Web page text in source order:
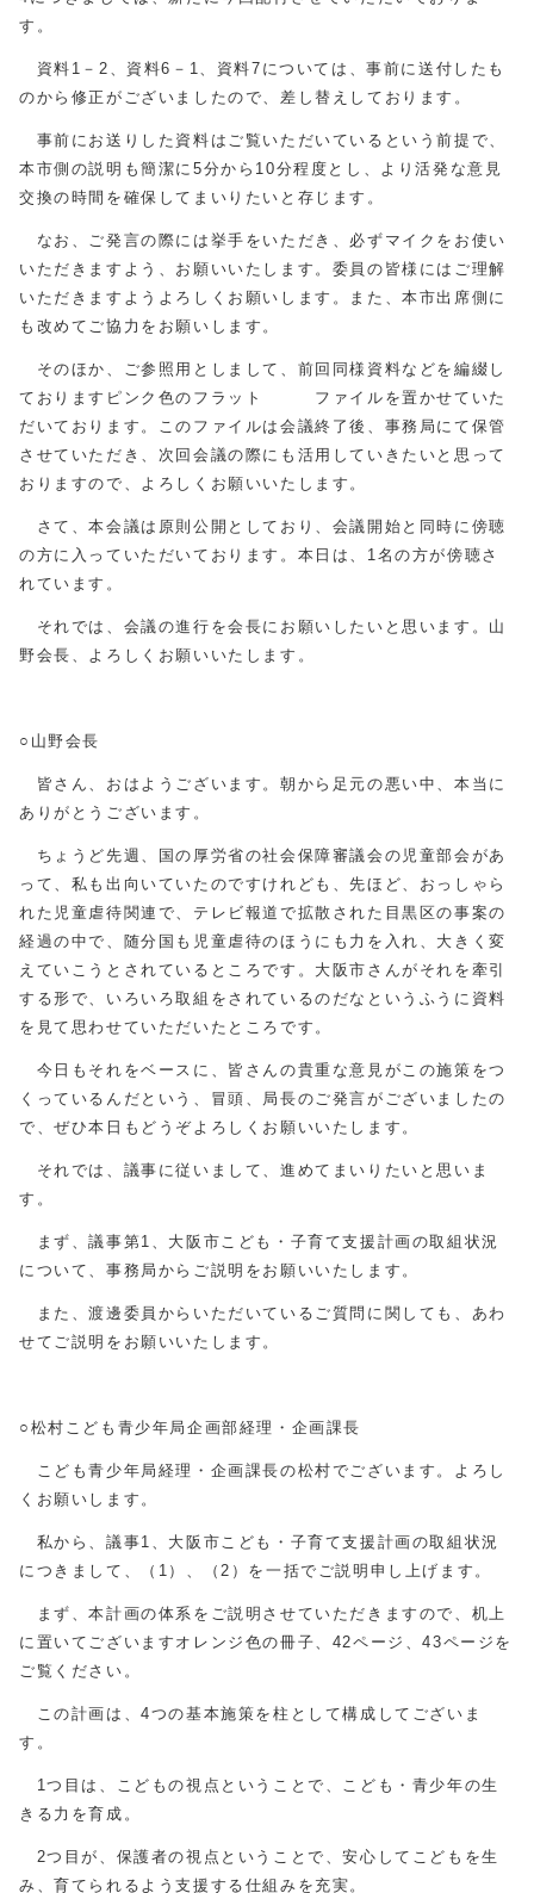
す。
資料1－2、資料6－1、資料7については、事前に送付したも
のから修正がございましたので、差し替えしております。
事前にお送りした資料はご覧いただいているという前提で、
本市側の説明も簡潔に5分から10分程度とし、より活発な意見
交換の時間を確保してまいりたいと存じます。
なお、ご発言の際には挙手をいただき、必ずマイクをお使い
いただきますよう、お願いいたします。委員の皆様にはご理解
いただきますようよろしくお願いします。また、本市出席側に
も改めてご協力をお願いします。
そのほか、ご参照用としまして、前回同様資料などを編綴し
ておりますピンク色のフラット ファイルを置かせていた
だいております。このファイルは会議終了後、事務局にて保管
させていただき、次回会議の際にも活用していきたいと思って
おりますので、よろしくお願いいたします。
さて、本会議は原則公開としており、会議開始と同時に傍聴
の方に入っていただいております。本日は、1名の方が傍聴さ
れています。
それでは、会議の進行を会長にお願いしたいと思います。山
野会長、よろしくお願いいたします。
○山野会長
皆さん、おはようございます。朝から足元の悪い中、本当に
ありがとうございます。
ちょうど先週、国の厚労省の社会保障審議会の児童部会があ
って、私も出向いていたのですけれども、先ほど、おっしゃら
れた児童虐待関連で、テレビ報道で拡散された目黒区の事案の
経過の中で、随分国も児童虐待のほうにも力を入れ、大きく変
えていこうとされているところです。大阪市さんがそれを牽引
する形で、いろいろ取組をされているのだなというふうに資料
を見て思わせていただいたところです。
今日もそれをベースに、皆さんの貴重な意見がこの施策をつ
くっているんだという、冒頭、局長のご発言がございましたの
で、ぜひ本日もどうぞよろしくお願いいたします。
それでは、議事に従いまして、進めてまいりたいと思いま
す。
まず、議事第1、大阪市こども・子育て支援計画の取組状況
について、事務局からご説明をお願いいたします。
また、渡邊委員からいただいているご質問に関しても、あわ
せてご説明をお願いいたします。
○松村こども青少年局企画部経理・企画課長
こども青少年局経理・企画課長の松村でございます。よろし
くお願いします。
私から、議事1、大阪市こども・子育て支援計画の取組状況
につきまして、（1）、（2）を一括でご説明申し上げます。
まず、本計画の体系をご説明させていただきますので、机上
に置いてございますオレンジ色の冊子、42ページ、43ページを
ご覧ください。
この計画は、4つの基本施策を柱として構成してございま
す。
1つ目は、こどもの視点ということで、こども・青少年の生
きる力を育成。
2つ目が、保護者の視点ということで、安心してこどもを生
み、育てられるよう支援する仕組みを充実。